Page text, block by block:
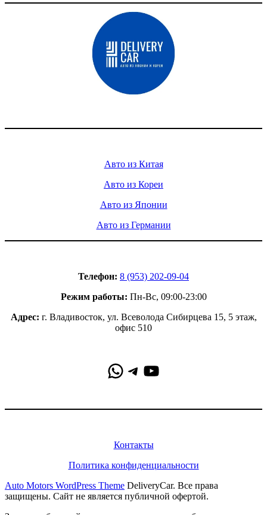
Авто из Китая
Авто из Кореи
Авто из Японии
Авто из Германии
Телефон: 8 (953) 202-09-04
Режим работы: Пн-Вс, 09:00-23:00
Адрес: г. Владивосток, ул. Всеволода Сибирцева 15, 5 этаж,
офис 510
WhatsApp
Telegram
YouTube
Контакты
Политика конфиденциальности
Auto Motors WordPress Theme DeliveryCar. Все права
защищены. Сайт не является публичной офертой.